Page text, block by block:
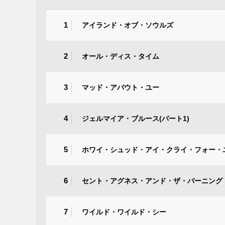
1 アイランド・オブ・ソウルズ
2 オール・ディス・タイム
3 マッド・アバウト・ユー
4 ジェルマイア・ブルース(パート1)
5 ホワイ・シュッド・アイ・クライ・フォー・
6 セント・アグネス・アンド・ザ・バーニング
7 ワイルド・ワイルド・シー